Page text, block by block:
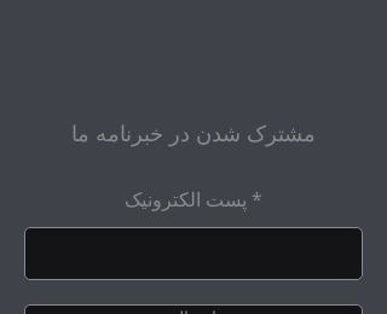
مشترک شدن در خبرنامه ما
پست الکترونیک